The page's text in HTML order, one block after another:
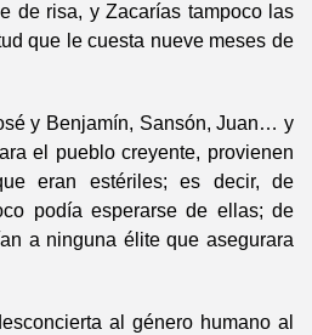
de risa, y Zacarías tampoco las
que le cuesta nueve meses de
y Benjamín, Sansón, Juan… y
el pueblo creyente, provienen
eran estériles; es decir, de
podía esperarse de ellas; de
a ninguna élite que asegurara
al género humano al